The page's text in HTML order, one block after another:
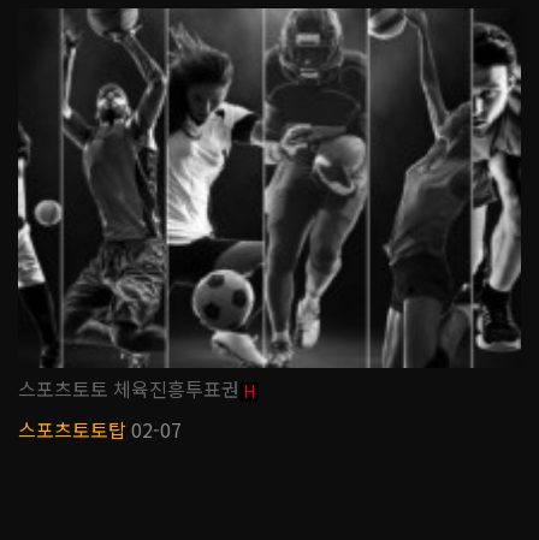
스포츠토토 체육진흥투표권 H
스포츠토토탑02-07